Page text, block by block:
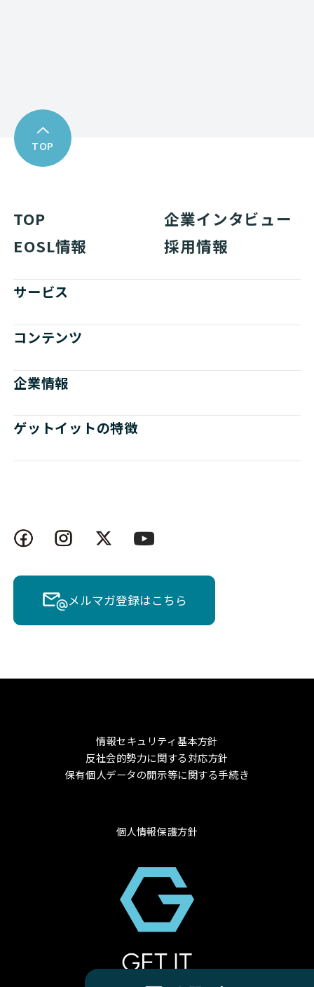
TOP
TOP
企業インタビュー
EOSL情報
採用情報
サービス
コンテンツ
企業情報
ゲットイットの特徴
メルマガ登録はこちら
情報セキュリティ基本方針
反社会的勢力に関する対応方針
保有個人データの開示等に関する手続き
個人情報保護方針